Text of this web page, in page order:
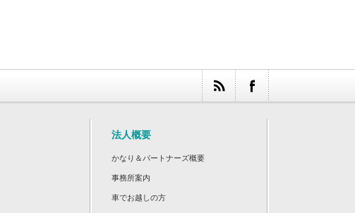
法人概要
かなり＆パートナーズ概要
事務所案内
車でお越しの方